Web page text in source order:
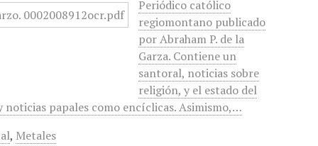
Periódico católico
regiomontano publicado
por Abraham P. de la
Garza. Contiene un
santoral, noticias sobre
religión, y el estado del
noticias papales como encíclicas. Asimismo,…
, Metales